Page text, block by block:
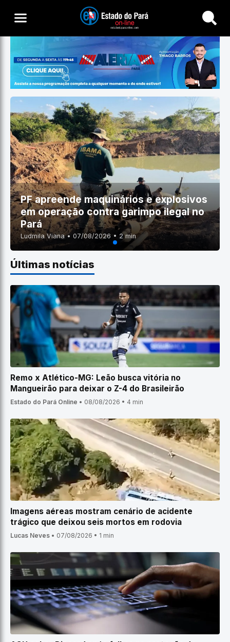
Buscar
PF apreende maquinários e explosivos
em operação contra garimpo ilegal no
Pará
Ludmila Viana • 07/08/2026 • 2 min
Últimas notícias
Remo x Atlético-MG: Leão busca vitória no
Mangueirão para deixar o Z-4 do Brasileirão
Estado do Pará Online • 08/08/2026 • 4 min
Imagens aéreas mostram cenário de acidente
trágico que deixou seis mortos em rodovia
Lucas Neves • 07/08/2026 • 1 min